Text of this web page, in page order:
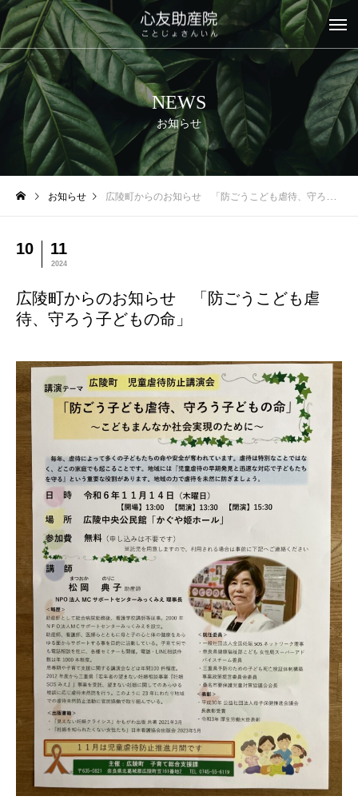
NEWS
お知らせ
お知らせ 広陵町からのお知らせ 「防ごうこども虐待、守ろう子どもの命」
10 11
2024
広陵町からのお知らせ 「防ごうこども虐
待、守ろう子どもの命」